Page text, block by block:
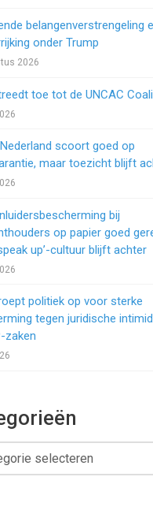
belangenverstrengeling
onder Trump
2026
toe tot de UNCAC
Nederland scoort goed op
maar toezicht blijft
bij
op papier goed
up’-cultuur blijft achter
politiek op voor sterke
tegen juridische
zaken